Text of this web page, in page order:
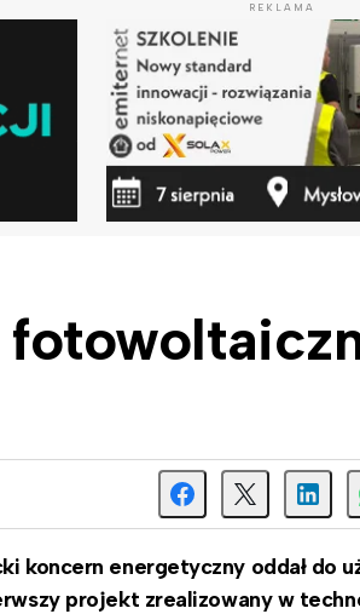
REKLAMA
koncern energetyczny oddał do
projekt zrealizowany w